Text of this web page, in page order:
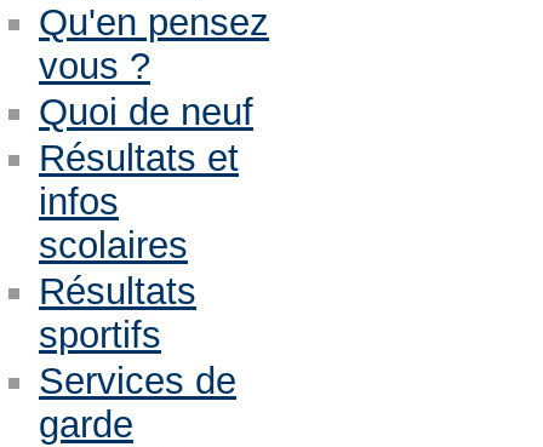
Qu'en pensez
vous ?
Quoi de neuf
Résultats et
infos
scolaires
Résultats
sportifs
Services de
garde